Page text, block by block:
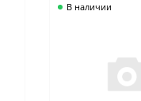
В наличии